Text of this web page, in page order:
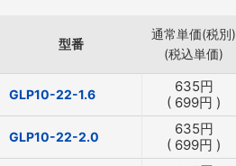
型番
通常単価(税別)
(税込単価)
GLP10-22-1.6 635円
( 699円 )
GLP10-22-2.0 635円
( 699円 )